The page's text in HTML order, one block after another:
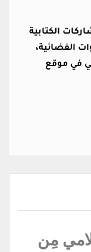
الكتابية
الفضائية،
في موقع
مِن